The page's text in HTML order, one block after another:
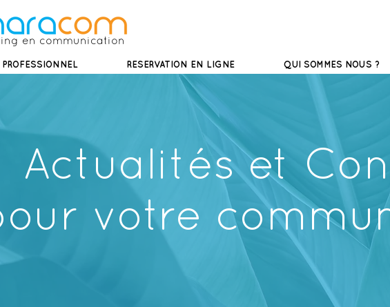
en communication
RESERVATION EN LIGNE QUI SOMMES NOUS ?
Actualités et
votre